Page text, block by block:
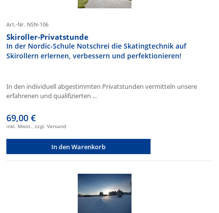
Art.-Nr. NSN-106
Skiroller-Privatstunde
In der Nordic-Schule Notschrei die Skatingtechnik auf
Skirollern erlernen, verbessern und perfektionieren!
In den individuell abgestimmten Privatstunden vermitteln unsere
erfahrenen und qualifizierten ...
69,00 €
inkl. Mwst., zzgl. Versand
In den Warenkorb